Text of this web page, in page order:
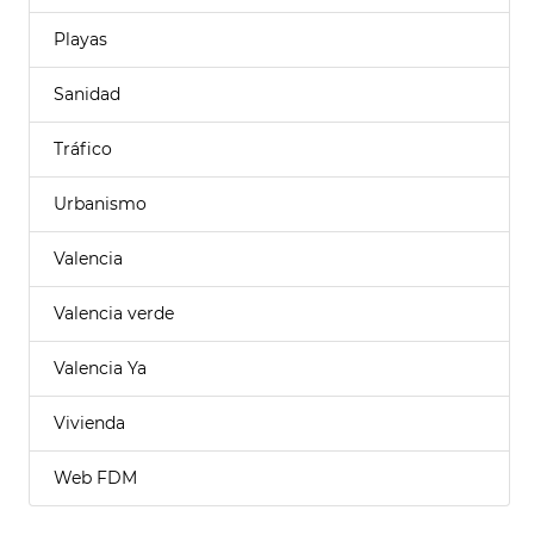
Playas
Sanidad
Tráfico
Urbanismo
Valencia
Valencia verde
Valencia Ya
Vivienda
Web FDM